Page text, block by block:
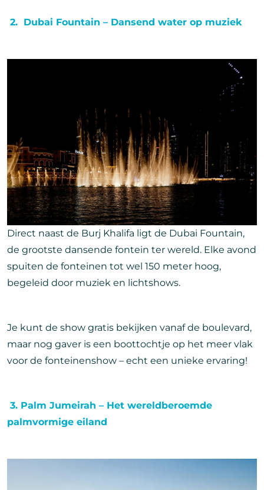
2. Dubai Fountain – Dansend water op muziek
Direct naast de Burj Khalifa ligt de Dubai Fountain,
de grootste dansende fontein ter wereld. Elke avond
spuiten de fonteinen tot wel 150 meter hoog,
begeleid door muziek en lichtshows.
Je kunt de show gratis bekijken vanaf de boulevard,
maar nog gaver is een boottochtje op het meer vlak
voor de fonteinenshow – echt een unieke ervaring!
3. Palm Jumeirah – Het wereldberoemde
palmvormige eiland